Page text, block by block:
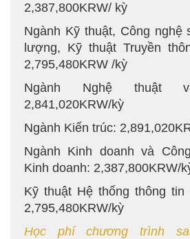
2,387,800KRW/ kỳ
Ngành Kỹ thuật, Công nghệ
lượng, Kỹ thuật Truyền
2,795,480KRW /kỳ
Ngành Nghệ thuật
2,841,020KRW/kỳ
Ngành Kiến trúc:
Ngành Kinh doanh và
Kinh doanh: 2,387,800KRW/
Kỹ thuật Hệ thống thông tin
2,795,480KRW/kỳ
Học phí chương trình